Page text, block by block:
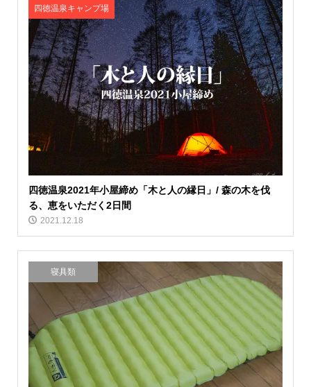
四徳温泉キャンプ場
四徳温泉2021年小屋締め「木と人の縁日」/ 森の木を伐
る、恵をいただく2日間
2021.12.18
寝具類